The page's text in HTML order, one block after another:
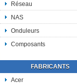
Réseau
NAS
Onduleurs
Composants
FABRICANTS
Acer